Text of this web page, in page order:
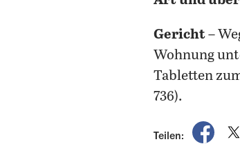
Gericht–
Wohnung
Tabletten
736).
Teilen:
auf